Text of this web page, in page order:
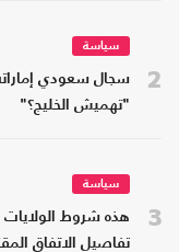
2
سياسة
سجال سعودي
"تهميش الخليج؟"
3
سياسة
هذه شروط
تفاصيل الاتفاق